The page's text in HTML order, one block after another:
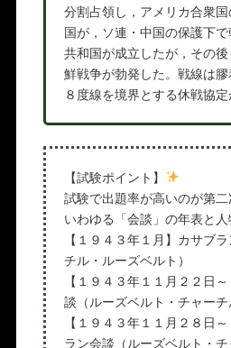
分割占領し，アメリカ合衆
国が，ソ連・中国の保護下
共和国が成立したが，その
鮮戦争が勃発した。戦線は
８度線を境界とする休戦協定
【試験ポイント】
試験で出題率が高いのが第
いわゆる「会談」の年表と人
【１９４３年１月】カサブ
チル・ルーズベルト）
【１９４３年１１月２２日
談（ルーズベルト・チャーチ
【１９４３年１１月２８日
ラン会談（ルーズベルト・